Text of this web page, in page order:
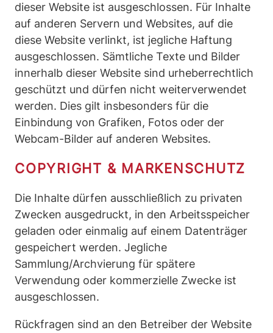
dieser Website ist ausgeschlossen. Für Inhalte
auf anderen Servern und Websites, auf die
diese Website verlinkt, ist jegliche Haftung
ausgeschlossen. Sämtliche Texte und Bilder
innerhalb dieser Website sind urheberrechtlich
geschützt und dürfen nicht weiterverwendet
werden. Dies gilt insbesonders für die
Einbindung von Grafiken, Fotos oder der
Webcam-Bilder auf anderen Websites.
COPYRIGHT & MARKENSCHUTZ
Die Inhalte dürfen ausschließlich zu privaten
Zwecken ausgedruckt, in den Arbeitsspeicher
geladen oder einmalig auf einem Datenträger
gespeichert werden. Jegliche
Sammlung/Archvierung für spätere
Verwendung oder kommerzielle Zwecke ist
ausgeschlossen.
Rückfragen sind an den Betreiber der Website